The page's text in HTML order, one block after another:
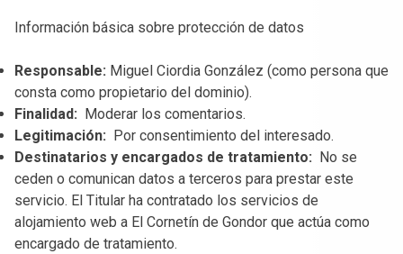
Información básica sobre protección de datos
Responsable: Miguel Ciordia González (como persona que
consta como propietario del dominio).
Finalidad: Moderar los comentarios.
Legitimación: Por consentimiento del interesado.
Destinatarios y encargados de tratamiento: No se
ceden o comunican datos a terceros para prestar este
servicio. El Titular ha contratado los servicios de
alojamiento web a El Cornetín de Gondor que actúa como
encargado de tratamiento.